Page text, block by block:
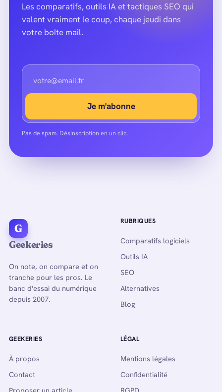
Les comparatifs, outils IA et tactiques SEO qui
valent vraiment le coup, chaque jeudi dans
votre boîte mail.
Je m'abonne
Pas de spam. Désinscription en un clic.
G
Geekeries
On note, on compare et on
tranche pour les pros. Le
banc d'essai du numérique
depuis 2007.
RUBRIQUES
Comparatifs logiciels
Outils IA
SEO
Alternatives
Blog
GEEKERIES
À propos
Contact
LÉGAL
Mentions légales
Confidentialité